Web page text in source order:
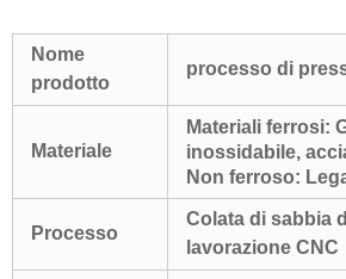
Nome
prodotto
processo di
Materiale
Materiali ferrosi:
inossidabile,
Non ferroso:
Processo
Colata di sabbia
lavorazione CNC